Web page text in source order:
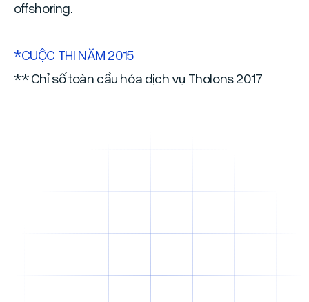
offshoring.
*CUỘC THI NĂM 2015
** Chỉ số toàn cầu hóa dịch vụ Tholons 2017